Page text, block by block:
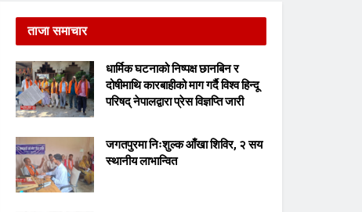
ताजा समाचार
धार्मिक घटनाको निष्पक्ष छानबिन र
दोषीमाथि कारबाहीको माग गर्दै विश्व हिन्दू
परिषद् नेपालद्वारा प्रेस विज्ञप्ति जारी
जगतपुरमा निःशुल्क आँखा शिविर, २ सय
स्थानीय लाभान्वित